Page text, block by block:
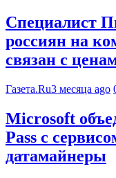
Специалист
россиян на
связан с
Газета.Ru3 месяца ago
Microsoft
Pass с
датамайнеры